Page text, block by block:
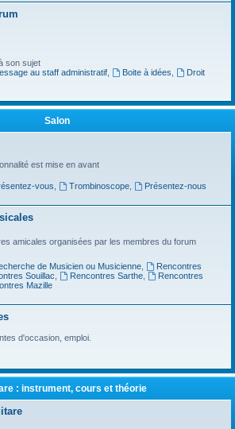
son sujet
au staff administratif, Boite à idées
Droit
Salon
est mise en avant
vous Trombinoscope,
Présentez-nous
amicales organisées par les membres du forum
de Musicien ou Musicienne,
Rencontres
Souillac Rencontres Sarthe,
Rencontres
Mazille
d'occasion, emploi.
: instrument, cours et théorie